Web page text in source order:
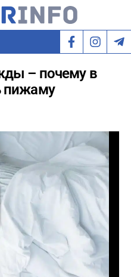
– почему в
пижаму
Play
Фото: depositphotos.com